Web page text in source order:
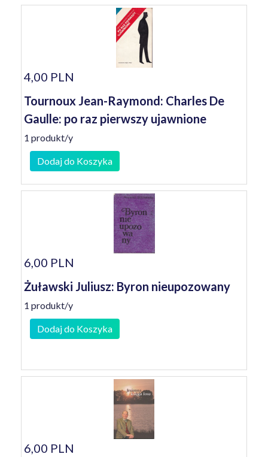
4,00 PLN
Tournoux Jean-Raymond: Charles De
Gaulle: po raz pierwszy ujawnione
1 produkt/y
Dodaj do Koszyka
6,00 PLN
Żuławski Juliusz: Byron nieupozowany
1 produkt/y
Dodaj do Koszyka
6,00 PLN